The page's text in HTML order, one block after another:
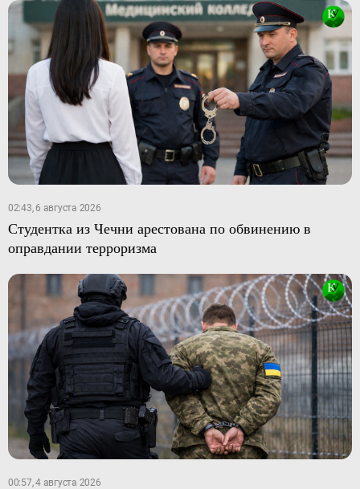
02:43, 6 августа 2026
Студентка из Чечни арестована по обвинению в
оправдании терроризма
00:57, 4 августа 2026